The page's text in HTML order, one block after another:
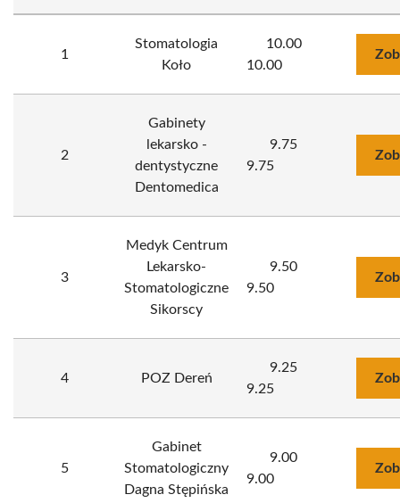
1
Stomatologia
Koło
10.00
10.00
2
Gabinety
lekarsko -
dentystyczne
Dentomedica
9.75
9.75
3
Medyk Centrum
Lekarsko-
Stomatologiczne
Sikorscy
9.50
9.50
4 POZ Dereń
9.25
9.25
5
Gabinet
Stomatologiczny
Dagna Stępińska
9.00
9.00